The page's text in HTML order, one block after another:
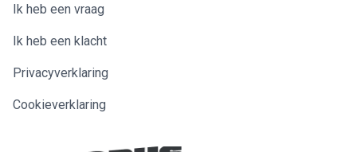
Ik heb een vraag
Ik heb een klacht
Privacyverklaring
Cookieverklaring